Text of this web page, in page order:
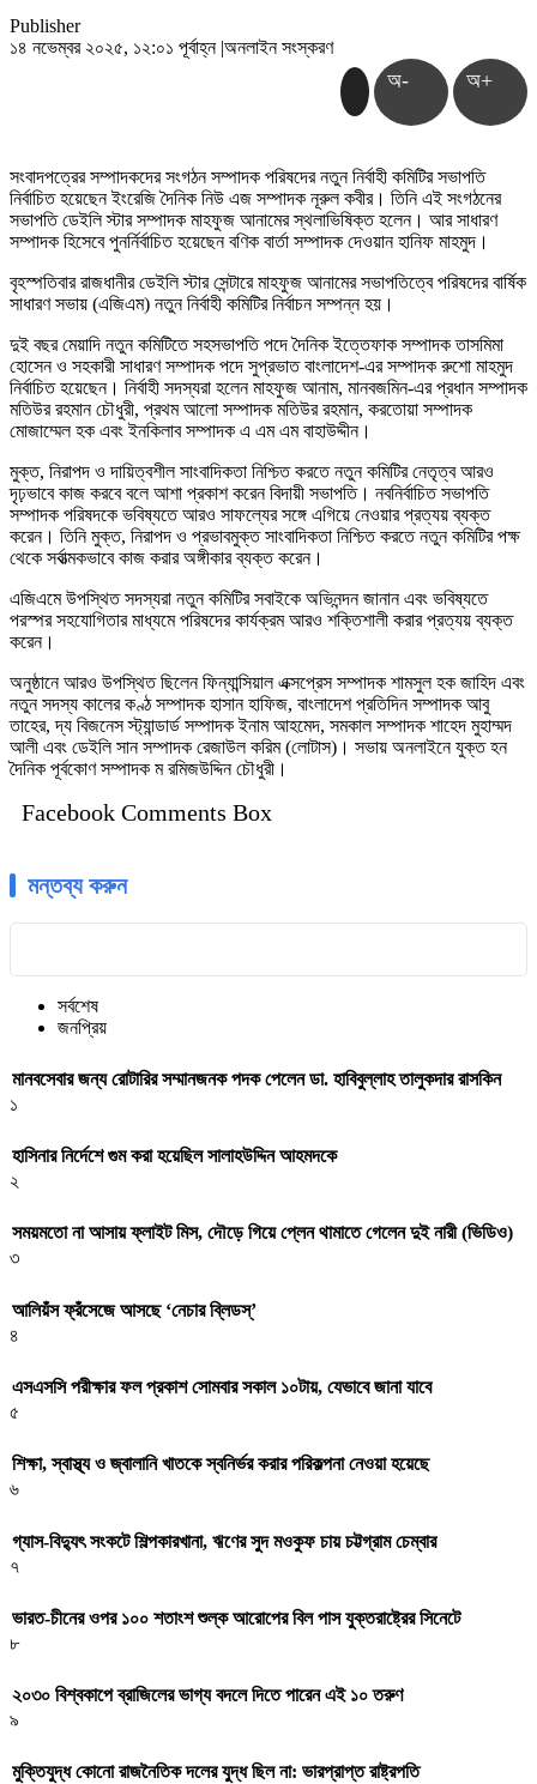
Publisher
১৪ নভেম্বর ২০২৫, ১২:০১ পূর্বাহ্ন |অনলাইন সংস্করণ
অ- অ+
সংবাদপত্রের সম্পাদকদের সংগঠন সম্পাদক পরিষদের নতুন নির্বাহী কমিটির সভাপতি
নির্বাচিত হয়েছেন ইংরেজি দৈনিক নিউ এজ সম্পাদক নূরুল কবীর। তিনি এই সংগঠনের
সভাপতি ডেইলি স্টার সম্পাদক মাহফুজ আনামের স্থলাভিষিক্ত হলেন। আর সাধারণ
সম্পাদক হিসেবে পুনর্নির্বাচিত হয়েছেন বণিক বার্তা সম্পাদক দেওয়ান হানিফ মাহমুদ।
বৃহস্পতিবার রাজধানীর ডেইলি স্টার সেন্টারে মাহফুজ আনামের সভাপতিত্বে পরিষদের বার্ষিক
সাধারণ সভায় (এজিএম) নতুন নির্বাহী কমিটির নির্বাচন সম্পন্ন হয়।
দুই বছর মেয়াদি নতুন কমিটিতে সহসভাপতি পদে দৈনিক ইত্তেফাক সম্পাদক তাসমিমা
হোসেন ও সহকারী সাধারণ সম্পাদক পদে সুপ্রভাত বাংলাদেশ-এর সম্পাদক রুশো মাহমুদ
নির্বাচিত হয়েছেন। নির্বাহী সদস্যরা হলেন মাহফুজ আনাম, মানবজমিন-এর প্রধান সম্পাদক
মতিউর রহমান চৌধুরী, প্রথম আলো সম্পাদক মতিউর রহমান, করতোয়া সম্পাদক
মোজাম্মেল হক এবং ইনকিলাব সম্পাদক এ এম এম বাহাউদ্দীন।
মুক্ত, নিরাপদ ও দায়িত্বশীল সাংবাদিকতা নিশ্চিত করতে নতুন কমিটির নেতৃত্ব আরও
দৃঢ়ভাবে কাজ করবে বলে আশা প্রকাশ করেন বিদায়ী সভাপতি। নবনির্বাচিত সভাপতি
সম্পাদক পরিষদকে ভবিষ্যতে আরও সাফল্যের সঙ্গে এগিয়ে নেওয়ার প্রত্যয় ব্যক্ত
করেন। তিনি মুক্ত, নিরাপদ ও প্রভাবমুক্ত সাংবাদিকতা নিশ্চিত করতে নতুন কমিটির পক্ষ
থেকে সর্বাত্মকভাবে কাজ করার অঙ্গীকার ব্যক্ত করেন।
এজিএমে উপস্থিত সদস্যরা নতুন কমিটির সবাইকে অভিনন্দন জানান এবং ভবিষ্যতে
পরস্পর সহযোগিতার মাধ্যমে পরিষদের কার্যক্রম আরও শক্তিশালী করার প্রত্যয় ব্যক্ত
করেন।
অনুষ্ঠানে আরও উপস্থিত ছিলেন ফিন্যান্সিয়াল এক্সপ্রেস সম্পাদক শামসুল হক জাহিদ এবং
নতুন সদস্য কালের কণ্ঠ সম্পাদক হাসান হাফিজ, বাংলাদেশ প্রতিদিন সম্পাদক আবু
তাহের, দ্য বিজনেস স্ট্যান্ডার্ড সম্পাদক ইনাম আহমেদ, সমকাল সম্পাদক শাহেদ মুহাম্মদ
আলী এবং ডেইলি সান সম্পাদক রেজাউল করিম (লোটাস)। সভায় অনলাইনে যুক্ত হন
দৈনিক পূর্বকোণ সম্পাদক ম রমিজউদ্দিন চৌধুরী।
Facebook Comments Box
মন্তব্য করুন
সর্বশেষ
জনপ্রিয়
মানবসেবার জন্য রোটারির সম্মানজনক পদক পেলেন ডা. হাবিবুল্লাহ তালুকদার রাসকিন
১
হাসিনার নির্দেশে গুম করা হয়েছিল সালাহউদ্দিন আহমদকে
২
সময়মতো না আসায় ফ্লাইট মিস, দৌড়ে গিয়ে প্লেন থামাতে গেলেন দুই নারী (ভিডিও)
৩
আলিয়ঁস ফ্রঁসেজে আসছে ‘নেচার ব্লিডস্’
৪
এসএসসি পরীক্ষার ফল প্রকাশ সোমবার সকাল ১০টায়, যেভাবে জানা যাবে
৫
শিক্ষা, স্বাস্থ্য ও জ্বালানি খাতকে স্বনির্ভর করার পরিকল্পনা নেওয়া হয়েছে
৬
গ্যাস-বিদ্যুৎ সংকটে শিল্পকারখানা, ঋণের সুদ মওকুফ চায় চট্টগ্রাম চেম্বার
৭
ভারত-চীনের ওপর ১০০ শতাংশ শুল্ক আরোপের বিল পাস যুক্তরাষ্ট্রের সিনেটে
৮
২০৩০ বিশ্বকাপে ব্রাজিলের ভাগ্য বদলে দিতে পারেন এই ১০ তরুণ
৯
মুক্তিযুদ্ধ কোনো রাজনৈতিক দলের যুদ্ধ ছিল না: ভারপ্রাপ্ত রাষ্ট্রপতি